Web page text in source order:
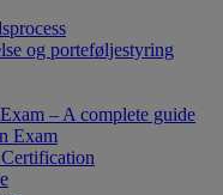
og porteføljestyring
– A complete guide
Exam